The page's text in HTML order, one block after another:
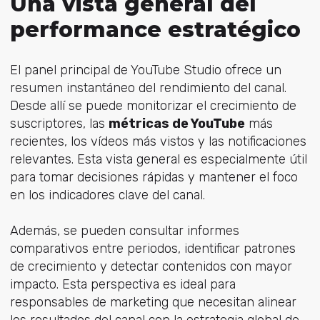
performance estratégico
El panel principal de YouTube Studio ofrece un
resumen instantáneo del rendimiento del canal.
Desde allí se puede monitorizar el crecimiento de
suscriptores, las métricas de YouTubemás
recientes, los vídeos más vistos y las notificaciones
relevantes. Esta vista general es especialmente útil
para tomar decisiones rápidas y mantener el foco
en los indicadores clave del canal.
Además, se pueden consultar informes
comparativos entre periodos, identificar patrones
de crecimiento y detectar contenidos con mayor
impacto. Esta perspectiva es ideal para
responsables de marketing que necesitan alinear